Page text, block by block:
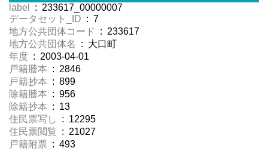
label
: 233617_00000007
データセット_ID : 7
地方公共団体コード
: 233617
地方公共団体名
: 大口町
年度 : 2003-04-01
戸籍謄本 : 2846
戸籍抄本 : 899
除籍謄本 : 956
除籍抄本 : 13
住民票写し
: 12295
住民票閲覧 : 21027
戸籍附票 : 493